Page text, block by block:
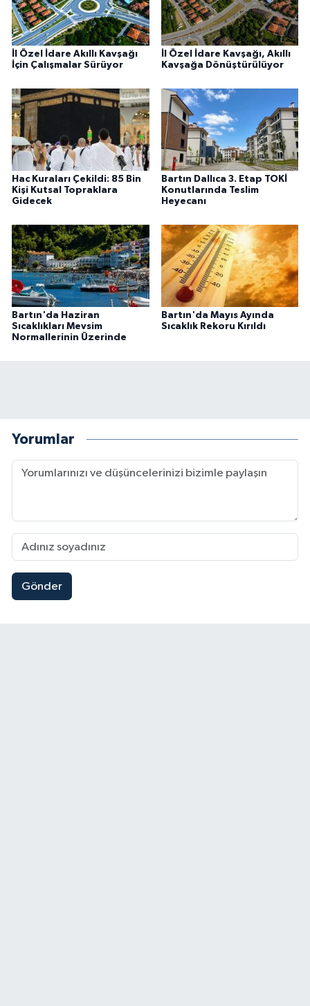
İl Özel İdare Akıllı Kavşağı
İçin Çalışmalar Sürüyor
İl Özel İdare Kavşağı, Akıllı
Kavşağa Dönüştürülüyor
Hac Kuraları Çekildi: 85 Bin
Kişi Kutsal Topraklara
Gidecek
Bartın Dallıca 3. Etap TOKİ
Konutlarında Teslim
Heyecanı
Bartın'da Haziran
Sıcaklıkları Mevsim
Normallerinin Üzerinde
Bartın'da Mayıs Ayında
Sıcaklık Rekoru Kırıldı
Yorumlar
Gönder